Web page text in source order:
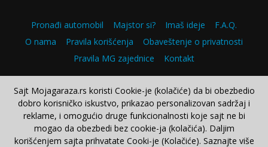
Pronađi automobil Majstor si? Imaš ideje
F.A.Q.
O nama
Pravila korišćenja
Obaveštenje o privatnosti
Pravila MG zajednice
Kontakt
Copyright © 2000–2026.
Sajt Mojagaraza.rs koristi Cookie-je (kolačiće) da bi obezbedio
dobro korisničko iskustvo, prikazao personalizovan sadržaj i
reklame, i omogućio druge funkcionalnosti koje sajt ne bi
mogao da obezbedi bez cookie-ja (kolačića). Daljim
korišćenjem sajta prihvatate Cooki-je (Kolačiće). Saznajte više